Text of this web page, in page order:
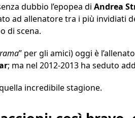
dubbio l’epopea di Andrea
ad allenatore tra i più invidiati
di scena.
” per gli amici) oggi è
; ma nel 2012-2013 ha seduto
incredibile stagione.